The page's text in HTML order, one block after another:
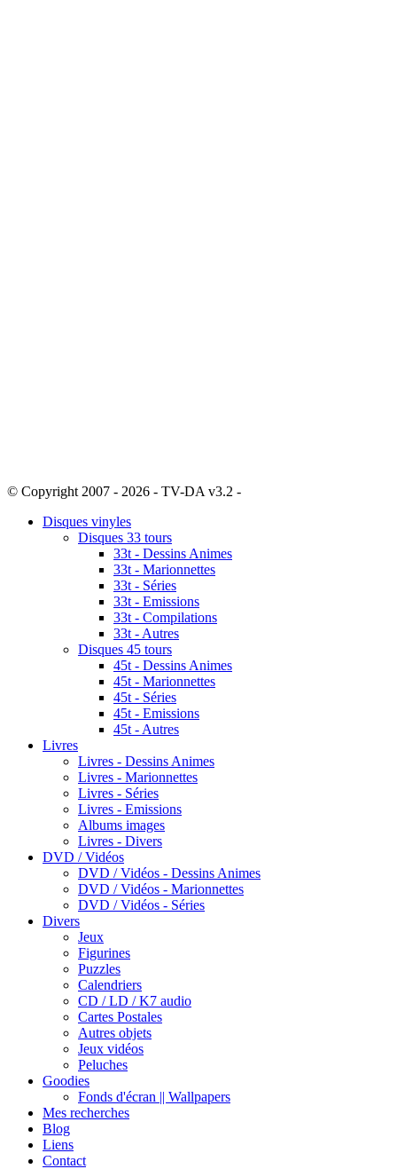
© Copyright 2007 - 2026 - TV-DA v3.2 -
Disques vinyles
Disques 33 tours
33t - Dessins Animes
33t - Marionnettes
33t - Séries
33t - Emissions
33t - Compilations
33t - Autres
Disques 45 tours
45t - Dessins Animes
45t - Marionnettes
45t - Séries
45t - Emissions
45t - Autres
Livres
Livres - Dessins Animes
Livres - Marionnettes
Livres - Séries
Livres - Emissions
Albums images
Livres - Divers
DVD / Vidéos
DVD / Vidéos - Dessins Animes
DVD / Vidéos - Marionnettes
DVD / Vidéos - Séries
Divers
Jeux
Figurines
Puzzles
Calendriers
CD / LD / K7 audio
Cartes Postales
Autres objets
Jeux vidéos
Peluches
Goodies
Fonds d'écran || Wallpapers
Mes recherches
Blog
Liens
Contact